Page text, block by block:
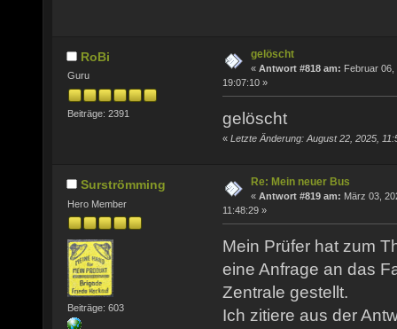
RoBi
Guru
Beiträge: 2391
gelöscht
« Antwort #818 am: Februar 06,
19:07:10 »
gelöscht
« Letzte Änderung: August 22, 2025,
Surströmming
Hero Member
Beiträge: 603
Re: Mein neuer Bus
« Antwort #819 am: März 03,
11:48:29 »
Mein Prüfer hat zum
eine Anfrage an das
Zentrale gestellt.
Ich zitiere aus der